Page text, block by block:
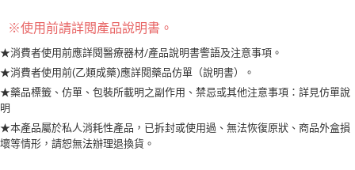
※使用前請詳閱產品說明書 。
★消費者使用前應詳閱醫療器材/產品說明書警語及注意事項。
★消費者使用前(乙類成藥)應詳閱藥品仿單（說明書）。
★藥品標籤、仿單、包裝所載明之副作用、禁忌或其他注意事項：詳見仿單說
明
★本產品屬於私人消耗性產品，已拆封或使用過、無法恢復原狀、商品外盒損
壞等情形，請恕無法辦理退換貨。